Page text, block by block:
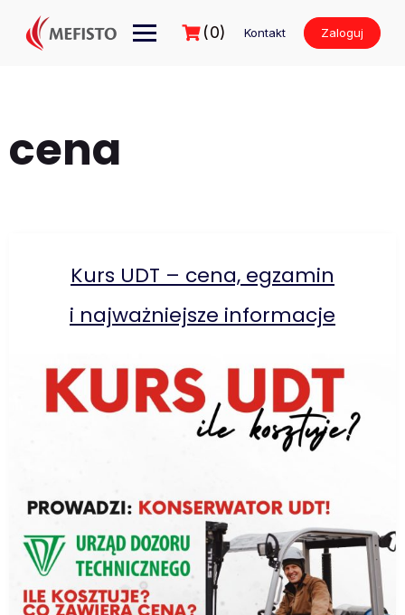
treści
(0) Kontakt Zaloguj
cena
Kurs UDT – cena, egzamin
i najważniejsze informacje